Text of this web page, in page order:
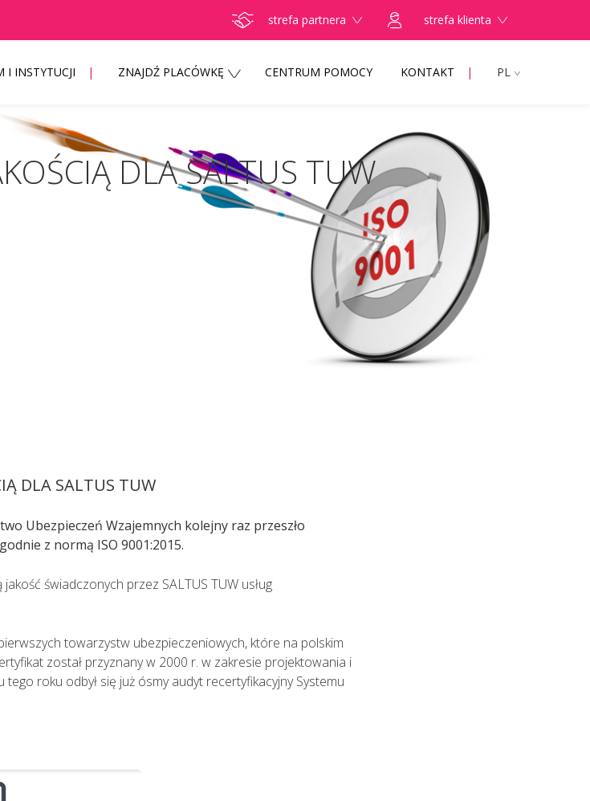
strefa partnera strefa klienta
I INSTYTUCJI ZNAJDŹ PLACÓWKĘ CENTRUM POMOCY KONTAKT PL
SARS CoV-2 TELEFONICZNIE przełożyli poradę specjalistyczną na
chęć wizyty u lekarza należy najpierw udzielić TELEPORADY. Tylko w
stanu zdrowia pacjenta ma możliwość wystawienia zwolnienia
DLA SALTUS TUW
DLA SALTUS TUW
Ubezpieczeń Wzajemnych kolejny raz przeszło
z normą ISO 9001:2015.
świadczonych przez SALTUS TUW usług
towarzystw ubezpieczeniowych, które na polskim
został przyznany w 2000 r. w zakresie projektowania i
roku odbył się już ósmy audyt recertyfikacyjny Systemu